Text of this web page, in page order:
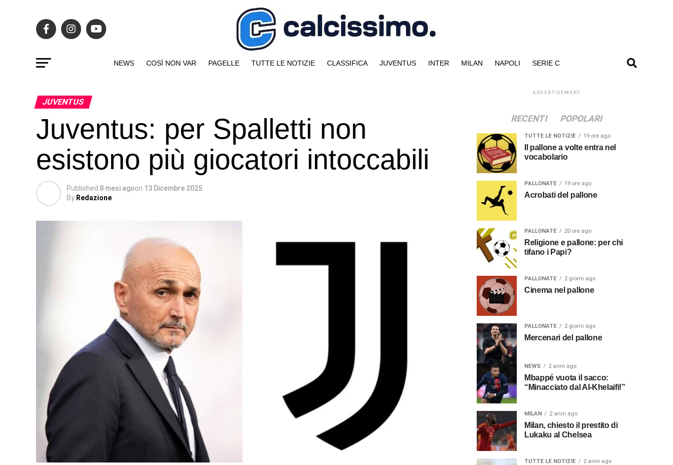
NEWS COSÌ NON VAR PAGELLE TUTTE LE NOTIZIE CLASSIFICA JUVENTUS INTER MILAN NAPOLI SERIE C
JUVENTUS
Juventus: per Spalletti non
esistono più giocatori intoccabili
Published 8 mesi agoon 13 Dicembre 2025
By Redazione
ADVERTISEMENT
RECENTI POPOLARI
TUTTE LE NOTIZIE 19 ore ago
Il pallone a volte entra nel
vocabolario
PALLONATE 19 ore ago
Acrobati del pallone
PALLONATE 20 ore ago
Religione e pallone: per chi
tifano i Papi?
PALLONATE 2 giorni ago
Cinema nel pallone
PALLONATE 2 giorni ago
Mercenari del pallone
NEWS 2 anni ago
Mbappé vuota il sacco:
“Minacciato dal Al-Khelaifi!”
MILAN 2 anni ago
Milan, chiesto il prestito di
Lukaku al Chelsea
TUTTE LE NOTIZIE 2 anni ago